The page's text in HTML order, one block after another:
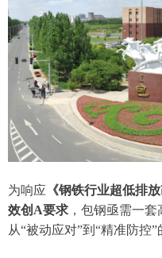
为响应 《钢铁行业超低排
效创A要求 ，包钢亟需一
从“被动应对”到“精准防控”